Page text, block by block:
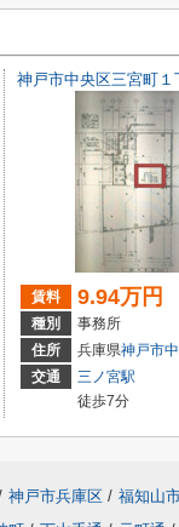
9-3
神戸市中央区三宮町１
賃料 9.94万円
種別
事務所
住所
兵庫県神戸市
交通
三ノ宮駅
徒歩7分
神戸市兵庫区 / 福知山